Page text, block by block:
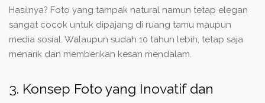
Hasilnya? Foto yang tampak natural namun tetap elegan
sangat cocok untuk dipajang di ruang tamu maupun
media sosial. Walaupun sudah 10 tahun lebih, tetap saja
menarik dan memberikan kesan mendalam.
3. Konsep Foto yang Inovatif dan